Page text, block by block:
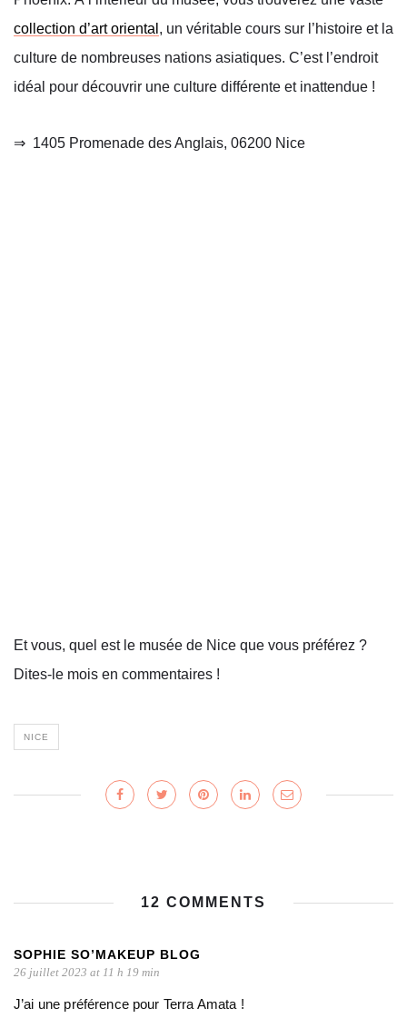
collection d’art oriental , un véritable cours sur l’histoire et la
culture de nombreuses nations asiatiques. C’est l’endroit
idéal pour découvrir une culture différente et inattendue !
⇒ 1405 Promenade des Anglais, 06200 Nice
Et vous, quel est le musée de Nice que vous préférez ?
Dites-le mois en commentaires !
NICE
12 COMMENTS
SOPHIE SO’MAKEUP BLOG
26 juillet 2023 at 11 h 19 min
J’ai une préférence pour Terra Amata !